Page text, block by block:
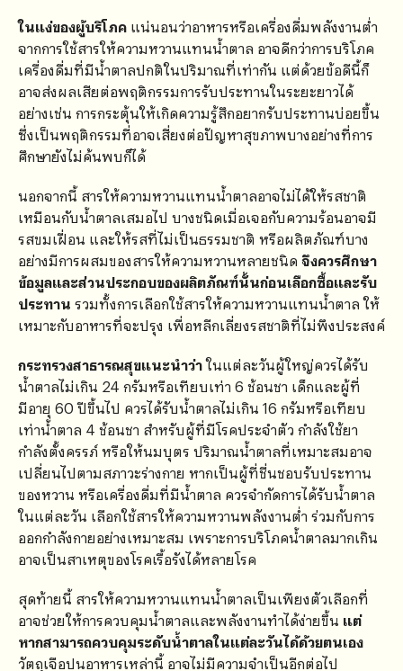
ในแง่ของผู้บริโภค แน่นอนว่าอาหารหรือเครื่องดื่มพลังงานต่ำ
จากการใช้สารให้ความหวานแทนน้ำตาล อาจดีกว่าการบริโภค
เครื่องดื่มที่มีน้ำตาลปกติในปริมาณที่เท่ากัน แต่ด้วยข้อดีนี้ก็
อาจส่งผลเสียต่อพฤติกรรมการรับประทานในระยะยาวได้
อย่างเช่น การกระตุ้นให้เกิดความรู้สึกอยากรับประทานบ่อยขึ้น
ซึ่งเป็นพฤติกรรมที่อาจเสี่ยงต่อปัญหาสุขภาพบางอย่างที่การ
ศึกษายังไม่ค้นพบก็ได้
นอกจากนี้ สารให้ความหวานแทนน้ำตาลอาจไม่ได้ให้รสชาติ
เหมือนกับน้ำตาลเสมอไป บางชนิดเมื่อเจอกับความร้อนอาจมี
รสขมเฝื่อน และให้รสที่ไม่เป็นธรรมชาติ หรือผลิตภัณฑ์บาง
อย่างมีการผสมของสารให้ความหวานหลายชนิด จึงควรศึกษา
ข้อมูลและส่วนประกอบของผลิตภัณฑ์นั้นก่อนเลือกซื้อและรับ
ประทาน รวมทั้งการเลือกใช้สารให้ความหวานแทนน้ำตาล ให้
เหมาะกับอาหารที่จะปรุง เพื่อหลีกเลี่ยงรสชาติที่ไม่พึงประสงค์
กระทรวงสาธารณสุขแนะนำว่าในแต่ละวันผู้ใหญ่ควรได้รับ
น้ำตาลไม่เกิน 24 กรัมหรือเทียบเท่า 6 ช้อนชา เด็กและผู้ที่
มีอายุ 60 ปีขึ้นไป ควรได้รับน้ำตาลไม่เกิน 16 กรัมหรือเทียบ
เท่าน้ำตาล 4 ช้อนชา สำหรับผู้ที่มีโรคประจำตัว กำลังใช้ยา
กำลังตั้งครรภ์ หรือให้นมบุตร ปริมาณน้ำตาลที่เหมาะสมอาจ
เปลี่ยนไปตามสภาวะร่างกาย หากเป็นผู้ที่ชื่นชอบรับประทาน
ของหวาน หรือเครื่องดื่มที่มีน้ำตาล ควรจำกัดการได้รับน้ำตาล
ในแต่ละวัน เลือกใช้สารให้ความหวานพลังงานต่ำ ร่วมกับการ
ออกกำลังกายอย่างเหมาะสม เพราะการบริโภคน้ำตาลมากเกิน
อาจเป็นสาเหตุของโรคเรื้อรังได้หลายโรค
สุดท้ายนี้ สารให้ความหวานแทนน้ำตาลเป็นเพียงตัวเลือกที่
อาจช่วยให้การควบคุมน้ำตาลและพลังงานทำได้ง่ายขึ้น แต่
หากสามารถควบคุมระดับน้ำตาลในแต่ละวันได้ด้วยตนเอง
วัตถุเจือปนอาหารเหล่านี้ อาจไม่มีความจำเป็นอีกต่อไป